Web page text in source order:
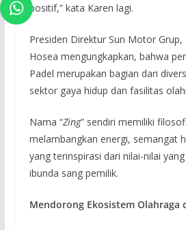
positif,” kata Karen lagi.
Presiden Direktur Sun Motor
Hosea mengungkapkan, bahwa
Padel merupakan bagian dari
sektor gaya hidup dan fasilitas
Nama “Zing” sendiri memiliki
melambangkan energi, semangat
yang terinspirasi dari nilai-nilai
ibunda sang pemilik.
Mendorong Ekosistem Olahraga